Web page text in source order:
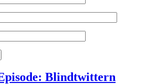
Blindtwittern